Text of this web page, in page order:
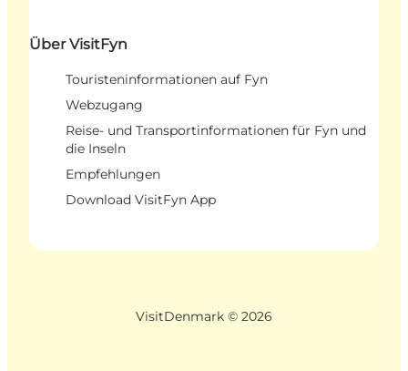
Über VisitFyn
Touristeninformationen auf Fyn
Webzugang
Reise- und Transportinformationen für Fyn und
die Inseln
Empfehlungen
Download VisitFyn App
VisitDenmark © 2026